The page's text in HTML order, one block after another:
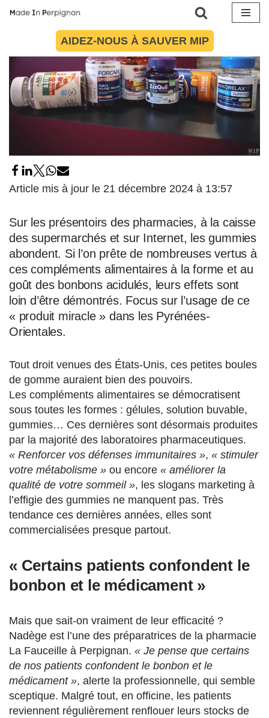
AIDEZ-NOUS À SAUVER MIP
Article mis à jour le 21 décembre 2024 à 13:57
Sur les présentoirs des pharmacies, à la caisse
des supermarchés et sur Internet, les gummies
abondent. Si l’on prête de nombreuses vertus à
ces compléments alimentaires à la forme et au
goût des bonbons acidulés, leurs effets sont
loin d’être démontrés. Focus sur l’usage de ce
« produit miracle » dans les Pyrénées-
Orientales.
Tout droit venues des États-Unis, ces petites boules
de gomme auraient bien des pouvoirs.
Les compléments alimentaires se démocratisent
sous toutes les formes : gélules, solution buvable,
gummies… Ces dernières sont désormais produites
par la majorité des laboratoires pharmaceutiques.
« Renforcer vos défenses immunitaires », « stimuler
votre métabolisme » ou encore « améliorer la
qualité de votre sommeil », les slogans marketing à
l’effigie des gummies ne manquent pas. Très
tendance ces dernières années, elles sont
commercialisées presque partout.
« Certains patients confondent le
bonbon et le médicament »
Mais que sait-on vraiment de leur efficacité ?
Nadège est l’une des préparatrices de la pharmacie
La Fauceille à Perpignan. « Je pense que certains
de nos patients confondent le bonbon et le
médicament », alerte la professionnelle, qui semble
sceptique. Malgré tout, en officine, les patients
reviennent régulièrement renflouer leurs stocks de